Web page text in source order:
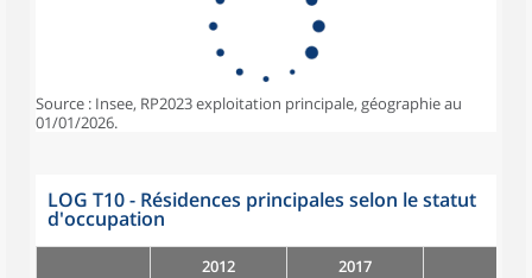
Source : Insee, RP2023 exploitation principale, géographie au
01/01/2026.
LOG T10 - Résidences principales selon le statut
d'occupation
2012 2017